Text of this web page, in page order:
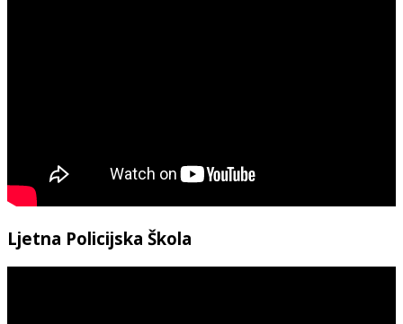
Ljetna Policijska Škola